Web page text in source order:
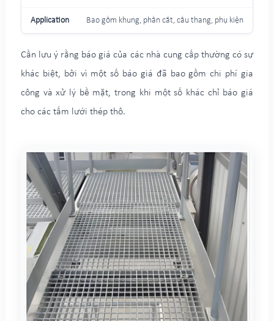
Bao gồm khung, phần cắt, cầu thang, phụ kiện
Cần lưu ý rằng báo giá của các nhà cung cấp thường có sự
khác biệt, bởi vì một số báo giá đã bao gồm chi phí gia
công và xử lý bề mặt, trong khi một số khác chỉ báo giá
cho các tấm lưới thép thô.